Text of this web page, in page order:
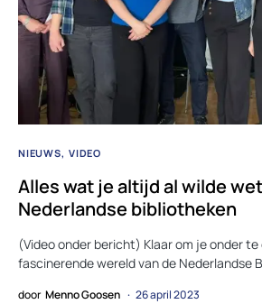
NIEUWS VIDEO
Alles wat je altijd al wilde
Nederlandse bibliotheken
(Video onder bericht) Klaar om je onder te
fascinerende wereld van de Nederlandse
door Menno Goosen 26 april 2023